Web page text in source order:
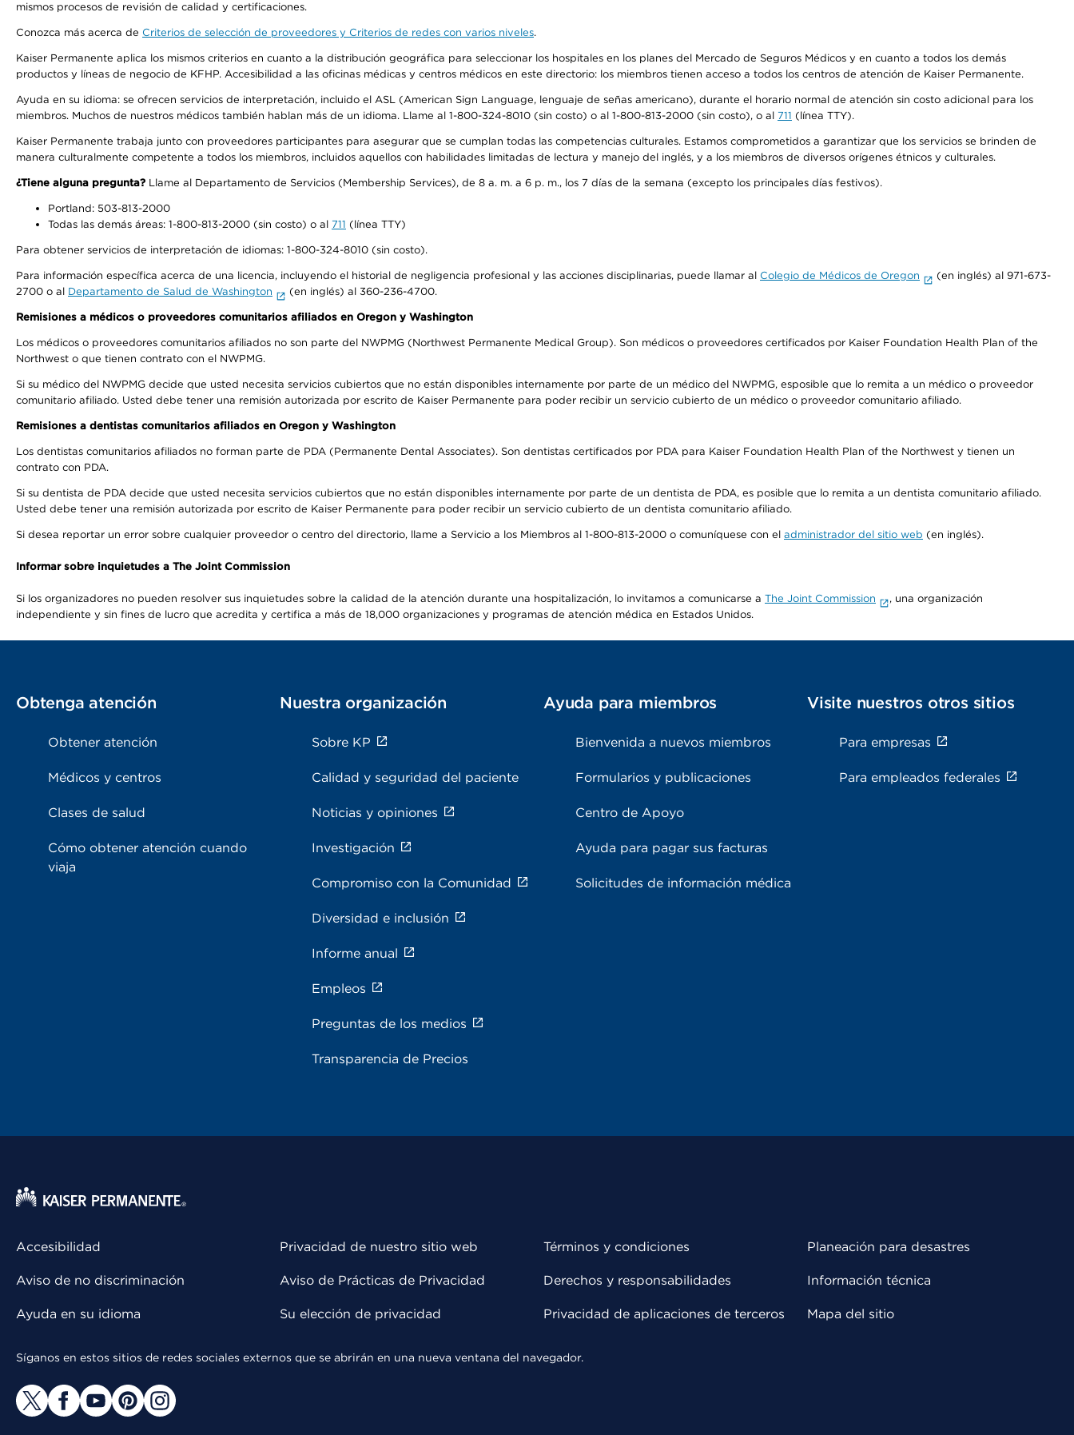
mismos procesos de revisión de calidad y certificaciones.
Conozca más acerca de Criterios de selección de proveedores y Criterios de redes con varios niveles.
Kaiser Permanente aplica los mismos criterios en cuanto a la distribución geográfica para seleccionar los hospitales en los planes del Mercado de Seguros Médicos y en cuanto a todos los demás
productos y líneas de negocio de KFHP. Accesibilidad a las oficinas médicas y centros médicos en este directorio: los miembros tienen acceso a todos los centros de atención de Kaiser Permanente.
Ayuda en su idioma: se ofrecen servicios de interpretación, incluido el ASL (American Sign Language, lenguaje de señas americano), durante el horario normal de atención sin costo adicional para los
miembros. Muchos de nuestros médicos también hablan más de un idioma. Llame al 1-800-324-8010 (sin costo) o al 1-800-813-2000 (sin costo), o al 711 (línea TTY).
Kaiser Permanente trabaja junto con proveedores participantes para asegurar que se cumplan todas las competencias culturales. Estamos comprometidos a garantizar que los servicios se brinden de
manera culturalmente competente a todos los miembros, incluidos aquellos con habilidades limitadas de lectura y manejo del inglés, y a los miembros de diversos orígenes étnicos y culturales.
¿Tiene alguna pregunta? Llame al Departamento de Servicios (Membership Services), de 8 a. m. a 6 p. m., los 7 días de la semana (excepto los principales días festivos).
Portland: 503-813-2000
Todas las demás áreas: 1-800-813-2000 (sin costo) o al 711 (línea TTY)
Para obtener servicios de interpretación de idiomas: 1-800-324-8010 (sin costo).
Para información específica acerca de una licencia, incluyendo el historial de negligencia profesional y las acciones disciplinarias, puede llamar al Colegio de Médicos de Oregon
(en inglés) al 971-673-
2700 o al Departamento de Salud de Washington (en inglés) al 360-236-4700.
Remisiones a médicos o proveedores comunitarios afiliados en Oregon y Washington
Los médicos o proveedores comunitarios afiliados no son parte del NWPMG (Northwest Permanente Medical Group). Son médicos o proveedores certificados por Kaiser Foundation Health Plan of the
Northwest o que tienen contrato con el NWPMG.
Si su médico del NWPMG decide que usted necesita servicios cubiertos que no están disponibles internamente por parte de un médico del NWPMG, esposible que lo remita a un médico o proveedor
comunitario afiliado. Usted debe tener una remisión autorizada por escrito de Kaiser Permanente para poder recibir un servicio cubierto de un médico o proveedor comunitario afiliado.
Remisiones a dentistas comunitarios afiliados en Oregon y Washington
Los dentistas comunitarios afiliados no forman parte de PDA (Permanente Dental Associates). Son dentistas certificados por PDA para Kaiser Foundation Health Plan of the Northwest y tienen un
contrato con PDA.
Si su dentista de PDA decide que usted necesita servicios cubiertos que no están disponibles internamente por parte de un dentista de PDA, es posible que lo remita a un dentista comunitario afiliado.
Usted debe tener una remisión autorizada por escrito de Kaiser Permanente para poder recibir un servicio cubierto de un dentista comunitario afiliado.
Si desea reportar un error sobre cualquier proveedor o centro del directorio, llame a Servicio a los Miembros al 1-800-813-2000 o comuníquese con el administrador del sitio web (en inglés).
Informar sobre inquietudes a The Joint Commission
Si los organizadores no pueden resolver sus inquietudes sobre la calidad de la atención durante una hospitalización, lo invitamos a comunicarse a The Joint Commission
, una organización
independiente y sin fines de lucro que acredita y certifica a más de 18,000 organizaciones y programas de atención médica en Estados Unidos.
Obtenga atención
Obtener atención
Médicos y centros
Clases de salud
Cómo obtener atención cuando
viaja
Nuestra organización
Sobre KP
Calidad y seguridad del paciente
Noticias y opiniones
Investigación
Compromiso con la Comunidad
Diversidad e inclusión
Informe anual
Empleos
Preguntas de los medios
Transparencia de Precios
Ayuda para miembros
Bienvenida a nuevos miembros
Formularios y publicaciones
Centro de Apoyo
Ayuda para pagar sus facturas
Solicitudes de información médica
Visite nuestros otros sitios
Para empresas
Para empleados federales
Accesibilidad
Aviso de no discriminación
Ayuda en su idioma
Privacidad de nuestro sitio web
Aviso de Prácticas de Privacidad
Su elección de privacidad
Términos y condiciones
Derechos y responsabilidades
Privacidad de aplicaciones de terceros
Planeación para desastres
Información técnica
Mapa del sitio
Síganos en estos sitios de redes sociales externos que se abrirán en una nueva ventana del navegador.